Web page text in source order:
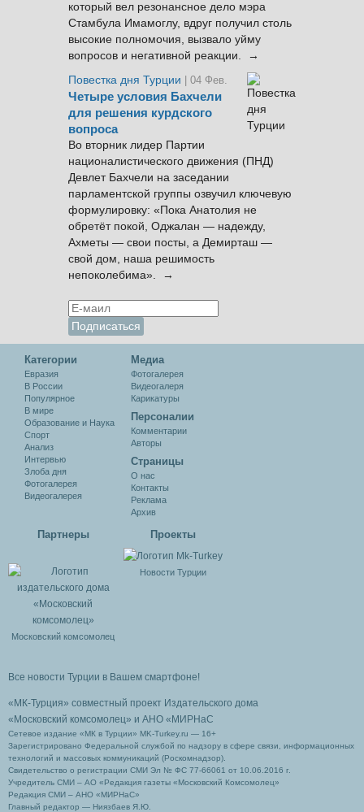
который вел резонансное дело мэра
Стамбула Имамоглу, вдруг получил столь
высокие полномочия, вызвало уйму
вопросов и негативной реакции. →
Повестка дня Турции
| 04 Фев.
Четыре условия Бахчели
для решения курдского
вопроса
Во вторник лидер Партии
националистического движения (ПНД)
Девлет Бахчели на заседании
парламентской группы озвучил ключевую
формулировку: «Пока Анатолия не
обретёт покой, Оджалан — надежду,
Ахметы — свои посты, а Демирташ —
свой дом, наша решимость
непоколебима». →
Категории
Евразия
В России
Популярное
В мире
Образование и Наука
Спорт
Анализ
Интервью
Злоба дня
Фотогалерея
Видеогалерея
Медиа
Фотогалерея
Видеогалеря
Карикатуры
Персоналии
Комментарии
Авторы
Cтраницы
О нас
Контакты
Реклама
Архив
Партнеры
Московский комсомолец
Проекты
Новости Турции
Все новости Турции в Вашем смартфоне!
«МК-Турция» совместный проект Издательского дома
«Московский комсомолец» и АНО «МИРНаС
Сетевое издание «МК в Турции» MK-Turkey.ru — 16+
Зарегистрировано Федеральной службой по надзору в сфере связи, информационных
технологий и массовых коммуникаций (Роскомнадзор).
Свидетельство о регистрации СМИ Эл № ФС 77-66061 от 10.06.2016 г.
Учредитель СМИ – АО «Редакция газеты «Московский Комсомолец»
Редакция СМИ – АНО «МИРНаС»
Главный редактор — Ниязбаев Я.Ю.